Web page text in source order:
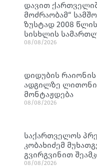
დავით
მოძრაობამ“
ზუსტად 2008
სისხლის
08/08/2026
დიდუბის რაიონის
ადგილზე
მონტაჟდება
08/08/2026
საქართველოს
კობახიძემ
გვირგვინით
08/08/2026